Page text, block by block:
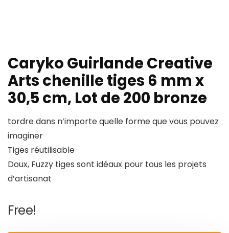
Caryko Guirlande Creative
Arts chenille tiges 6 mm x
30,5 cm, Lot de 200 bronze
tordre dans n’importe quelle forme que vous pouvez
imaginer
Tiges réutilisable
Doux, Fuzzy tiges sont idéaux pour tous les projets
d’artisanat
Free!